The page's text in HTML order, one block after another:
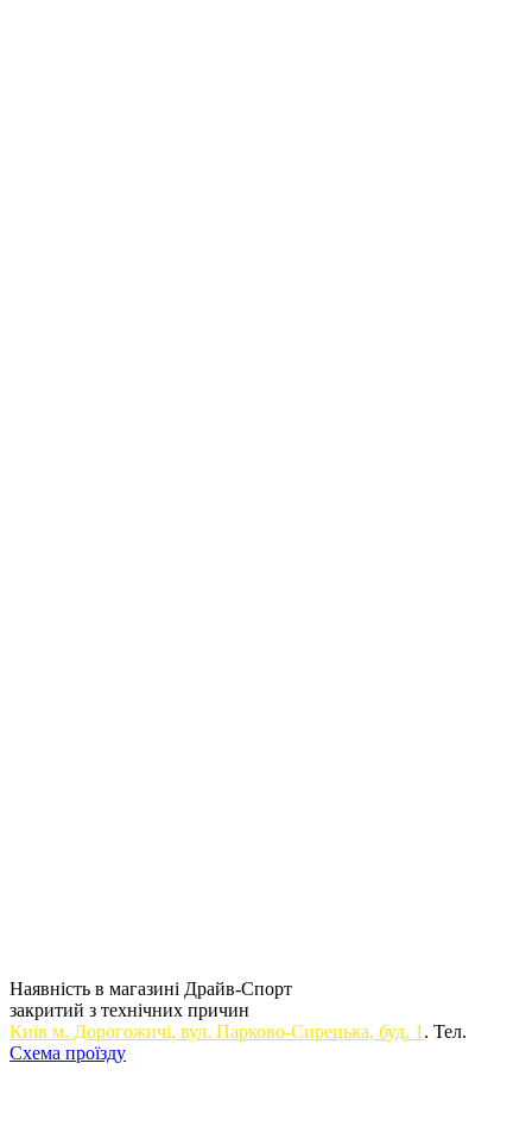
Наявність в магазині Драйв-Спорт
закритий з технічних причин
Київ м. Дорогожичi, вул. Парково-Сирецька, буд. 1 . Тел.
Схема проїзду